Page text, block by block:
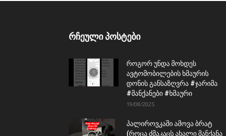
რჩეული პოსტები
როგორ უნდა მოხდეს
ავტომობილების ხმაურის
დონის განსაზღვრა #ჯარიმა
#მანქანები #ხმაური
19/08/2025
პალიროვკაში ამოვა ბრატ
(როცა ძმაკაცს ახალი მანქანა